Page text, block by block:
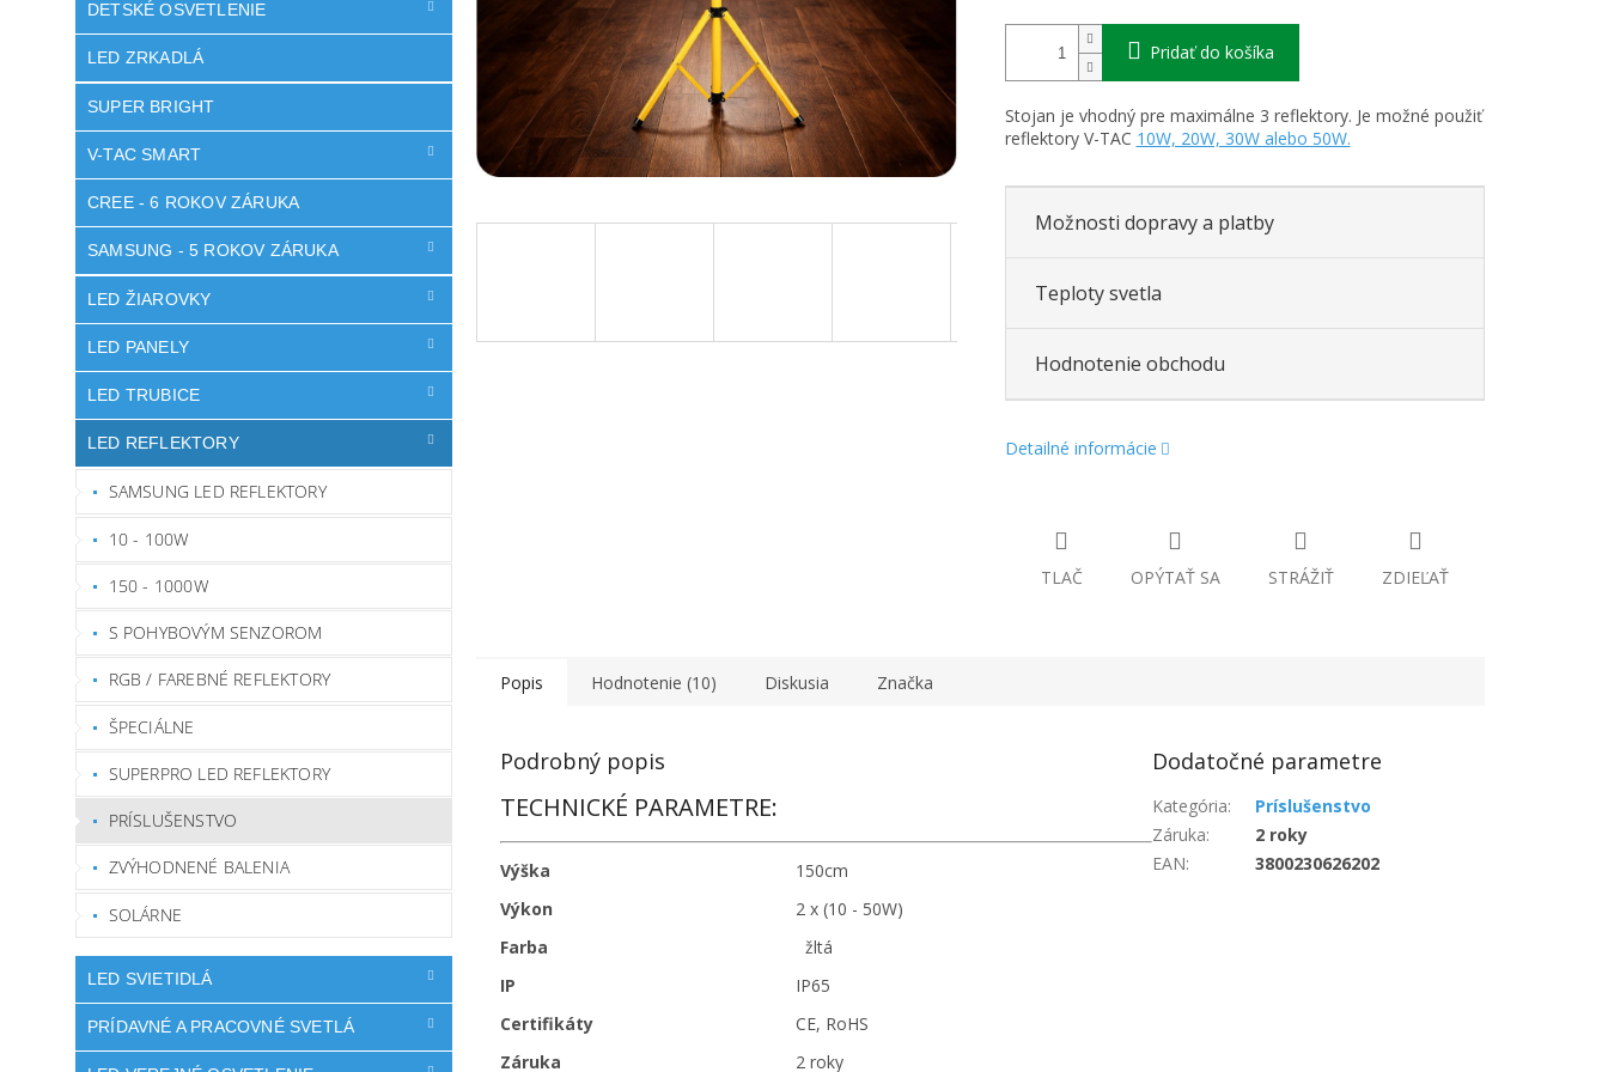
DETSKÉ OSVETLENIE
LED ZRKADLÁ
SUPER BRIGHT
V-TAC SMART
CREE - 6 ROKOV ZÁRUKA
SAMSUNG - 5 ROKOV ZÁRUKA
LED ŽIAROVKY
LED PANELY
LED TRUBICE
LED REFLEKTORY
SAMSUNG LED REFLEKTORY
10 - 100W
150 - 1000W
S POHYBOVÝM SENZOROM
RGB / FAREBNÉ REFLEKTORY
ŠPECIÁLNE
SUPERPRO LED REFLEKTORY
PRÍSLUŠENSTVO
ZVÝHODNENÉ BALENIA
SOLÁRNE
LED SVIETIDLÁ
PRÍDAVNÉ A PRACOVNÉ SVETLÁ
Pridať do košíka
Stojan je vhodný pre maximálne 3 reflektory. Je možné použiť
reflektory V-TAC 10W, 20W, 30W alebo 50W.
Možnosti dopravy a platby
Teploty svetla
Hodnotenie obchodu
Detailné informácie
TLAČ OPÝTAŤ SA STRÁŽIŤ ZDIEĽAŤ
Popis Hodnotenie (10) Diskusia Značka
Podrobný popis
TECHNICKÉ PARAMETRE:
Výška
150cm
Výkon
2 x (10 - 50W)
Farba
žltá
IP
IP65
Certifikáty
CE, RoHS
Záruka
2 roky
Dodatočné parametre
Kategória:
Príslušenstvo
Záruka:
2 roky
EAN: 3800230626202